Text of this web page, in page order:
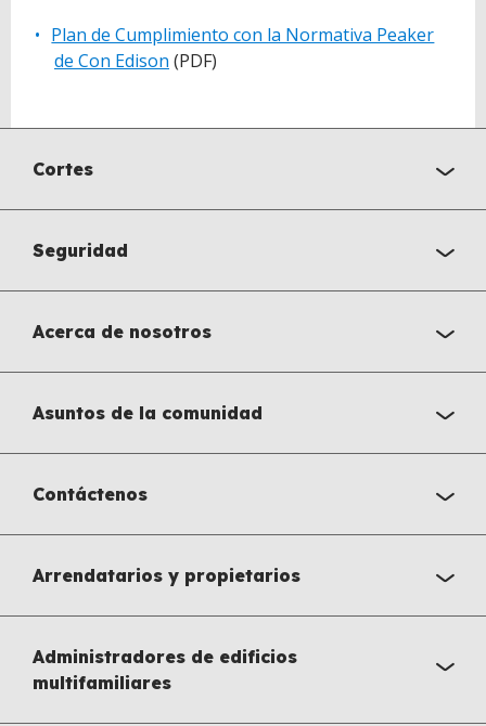
Plan de Cumplimiento con la Normativa Peaker
de Con Edison (PDF)
Cortes
Seguridad
Acerca de nosotros
Asuntos de la comunidad
Contáctenos
Arrendatarios y propietarios
Administradores de edificios
multifamiliares